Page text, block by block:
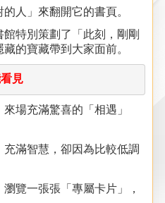
人」來翻開它的書頁。
特別策劃了「此刻，剛剛
的寶藏帶到大家面前。
見
場充滿驚喜的「相遇」
充滿智慧，卻因為比較低調
覽一張張「專屬卡片」，